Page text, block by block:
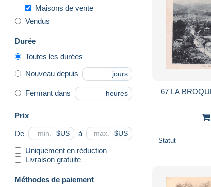
Maisons de vente
Vendus
Durée
Toutes les durées
Nouveau depuis jours
Fermant dans heures
Prix
De $US à $US
Uniquement en réduction
Livraison gratuite
Méthodes de paiement
67 LA
Statut